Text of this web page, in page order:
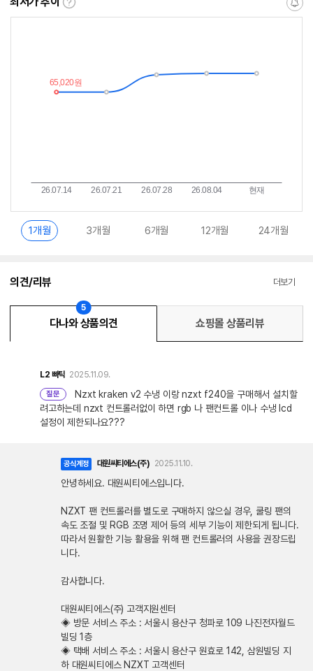
최
알
1개월 3개월 6개월 12개월 24개월
의견/리뷰 더보기
다나와 상품의견
5
쇼핑몰 상품리뷰
L2 빠틱 2025.11.09.
질문
Nzxt kraken v2 수냉 이랑 nzxt f240을 구매해서 설치할
려고하는데 nzxt 컨트롤러없이 하면 rgb 나 팬컨트롤 이나 수냉 lcd
설정이 제한되나요???
공식계정 대원씨티에스(주) 2025.11.10.
안녕하세요. 대원씨티에스입니다.
NZXT 팬 컨트롤러를 별도로 구매하지 않으실 경우, 쿨링 팬의
속도 조절 및 RGB 조명 제어 등의 세부 기능이 제한되게 됩니다.
따라서 원활한 기능 활용을 위해 팬 컨트롤러의 사용을 권장드립
니다.
감사합니다.
대원씨티에스(주) 고객지원센터
◈ 방문 서비스 주소 : 서울시 용산구 청파로 109 나진전자월드
빌딩 1층
◈ 택배 서비스 주소 : 서울시 용산구 원효로 142, 삼원빌딩 지
하 대원씨티에스 NZXT 고객센터